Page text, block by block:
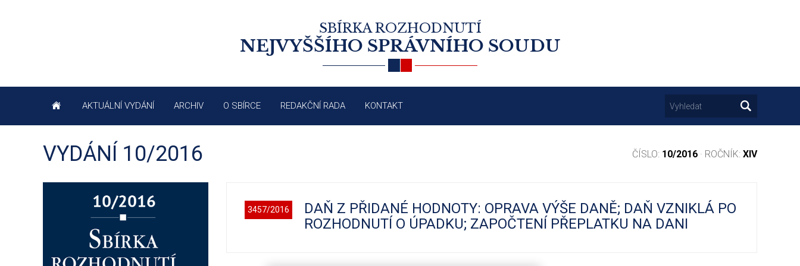
SBÍRKA ROZHODNUTÍ
NEJVYŠŠÍHO SPRÁVNÍHO SOUDU
AKTUÁLNÍ VYDÁNÍ ARCHIV O SBÍRCE REDAKČNÍ RADA KONTAKT
VYDÁNÍ 10/2016 ČÍSLO: 10/2016 · ROČNÍK: XIV
3457/2016
DAŇ Z PŘIDANÉ HODNOTY: OPRAVA VÝŠE DANĚ; DAŇ VZNIKLÁ PO
ROZHODNUTÍ O ÚPADKU; ZAPOČTENÍ PŘEPLATKU NA DANI